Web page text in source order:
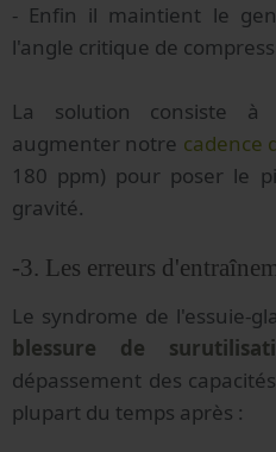
- Enfin il maintient le
l'angle critique de
La solution consiste
augmenter notre cadence
180 ppm) pour poser le
gravité.
-3. Les erreurs
Le syndrome de l'essuie-
blessure de
dépassement des
plupart du temps après :